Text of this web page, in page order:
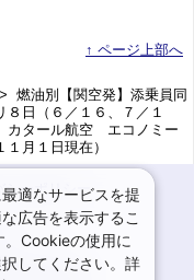
↑ ページ上部へ
> 燃油別【関空発】添乗員同
日（６／１６、７／１
カタール航空 エコノミー
月１日現在）
シーポリシー
ップ
までの手順
適なサービスを提
広告を表示するこ
Cookieの使用に
してください。詳